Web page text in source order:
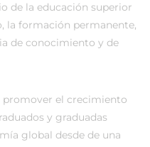
de la educación superior
la formación permanente,
de conocimiento y de
promover el crecimiento
y graduadas
global desde de una